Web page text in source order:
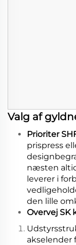
Valg af
Prioriter
prispress
næsten
leverer i
den lille
Overvej SK
akselender